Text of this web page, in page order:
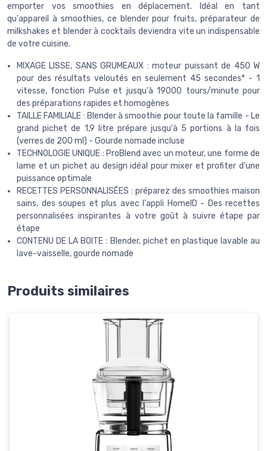
emporter vos smoothies en déplacement. Idéal en tant
qu'appareil à smoothies, ce blender pour fruits, préparateur de
milkshakes et blender à cocktails deviendra vite un indispensable
de votre cuisine.
MIXAGE LISSE, SANS GRUMEAUX : moteur puissant de 450 W
pour des résultats veloutés en seulement 45 secondes* - 1
vitesse, fonction Pulse et jusqu'à 19000 tours/minute pour
des préparations rapides et homogènes
TAILLE FAMILIALE : Blender à smoothie pour toute la famille - Le
grand pichet de 1,9 litre prépare jusqu'à 5 portions à la fois
(verres de 200 ml) - Gourde nomade incluse
TECHNOLOGIE UNIQUE : ProBlend avec un moteur, une forme de
lame et un pichet au design idéal pour mixer et profiter d'une
puissance optimale
RECETTES PERSONNALISÉES : préparez des smoothies maison
sains, des soupes et plus avec l'appli HomeID - Des recettes
personnalisées inspirantes à votre goût à suivre étape par
étape
CONTENU DE LA BOITE : Blender, pichet en plastique lavable au
lave-vaisselle, gourde nomade
Produits similaires